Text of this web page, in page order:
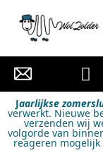
Jaarlijkse
verwerkt. Nieuwe
verzenden wij
volgorde van
reageren